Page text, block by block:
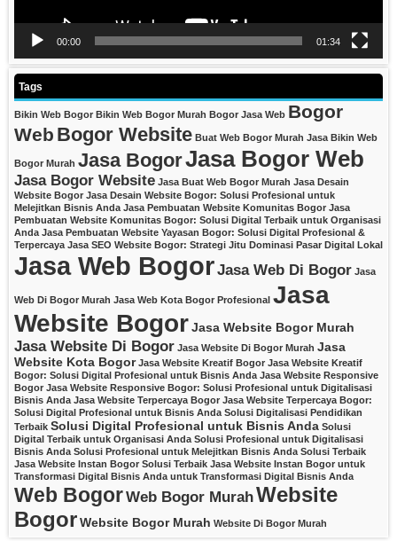
00:00 01:34
Tags
Bikin Web Bogor Bikin Web Bogor Murah Bogor Jasa Web Bogor
Web Bogor Website Buat Web Bogor Murah Jasa Bikin Web
Bogor Murah Jasa BogorJasa Bogor Web
Jasa Bogor Website Jasa Buat Web Bogor Murah Jasa Desain
Website Bogor Jasa Desain Website Bogor: Solusi Profesional untuk
Melejitkan Bisnis Anda Jasa Pembuatan Website Komunitas Bogor Jasa
Pembuatan Website Komunitas Bogor: Solusi Digital Terbaik untuk Organisasi
Anda Jasa Pembuatan Website Yayasan Bogor: Solusi Digital Profesional &
Terpercaya Jasa SEO Website Bogor: Strategi Jitu Dominasi Pasar Digital Lokal
Jasa Web BogorJasa Web Di Bogor Jasa
Web Di Bogor Murah Jasa Web Kota Bogor Profesional Jasa
Website BogorJasa Website Bogor Murah
Jasa Website Di Bogor Jasa Website Di Bogor Murah Jasa
Website Kota Bogor Jasa Website Kreatif Bogor Jasa Website Kreatif
Bogor: Solusi Digital Profesional untuk Bisnis Anda Jasa Website Responsive
Bogor Jasa Website Responsive Bogor: Solusi Profesional untuk Digitalisasi
Bisnis Anda Jasa Website Terpercaya Bogor Jasa Website Terpercaya Bogor:
Solusi Digital Profesional untuk Bisnis Anda Solusi Digitalisasi Pendidikan
Terbaik Solusi Digital Profesional untuk Bisnis Anda Solusi
Digital Terbaik untuk Organisasi Anda Solusi Profesional untuk Digitalisasi
Bisnis Anda Solusi Profesional untuk Melejitkan Bisnis Anda Solusi Terbaik
Jasa Website Instan Bogor Solusi Terbaik Jasa Website Instan Bogor untuk
Transformasi Digital Bisnis Anda untuk Transformasi Digital Bisnis Anda
Web BogorWeb Bogor MurahWebsite
BogorWebsite Bogor Murah Website Di Bogor Murah